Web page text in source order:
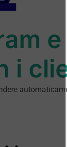
i